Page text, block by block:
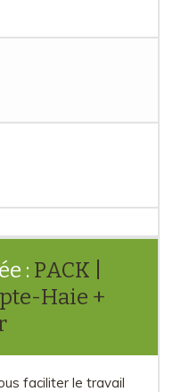
: PACK |
Haie +
faciliter le travail